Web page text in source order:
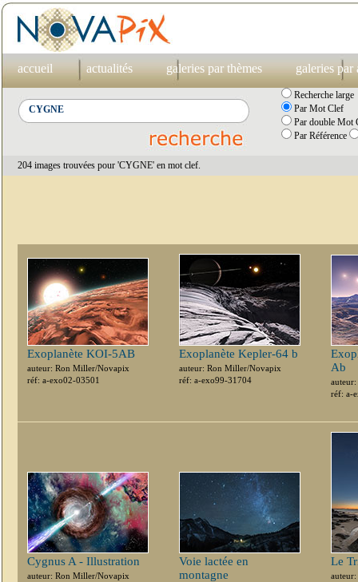
accueil actualités galeries par thèmes galeries par
Recherche large
Par Mot Clef
Par double Mot
Par Référence
204 images trouvées pour 'CYGNE' en mot clef.
Exoplanète KOI-5AB
auteur: Ron Miller/Novapix
réf: a-exo02-03501
Exoplanète Kepler-64 b
auteur: Ron Miller/Novapix
réf: a-exo99-31704
Ab
réf: a-
Cygnus A - Illustration
auteur: Ron Miller/Novapix
Voie lactée en
montagne
Le